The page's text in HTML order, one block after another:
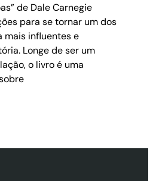
de Dale Carnegie
para se tornar um dos
mais influentes e
Longe de ser um
o livro é uma